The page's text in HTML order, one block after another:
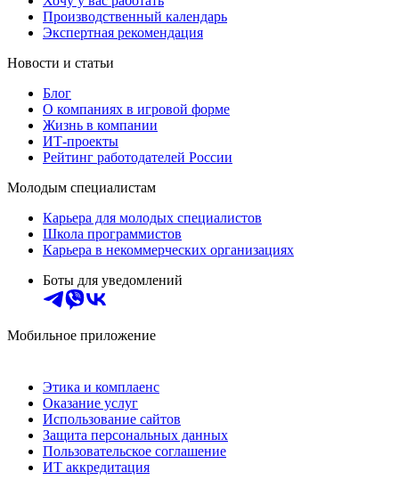
Производственный календарь
Экспертная рекомендация
Новости и статьи
Блог
О компаниях в игровой форме
Жизнь в компании
ИТ-проекты
Рейтинг работодателей России
Молодым специалистам
Карьера для молодых специалистов
Школа программистов
Карьера в некоммерческих организациях
Боты для уведомлений
Мобильное приложение
Этика и комплаенс
Оказание услуг
Использование сайтов
Защита персональных данных
Пользовательское соглашение
ИТ аккредитация